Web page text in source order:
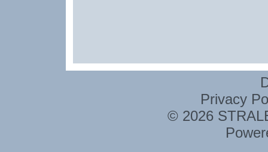
Privacy
© 2026